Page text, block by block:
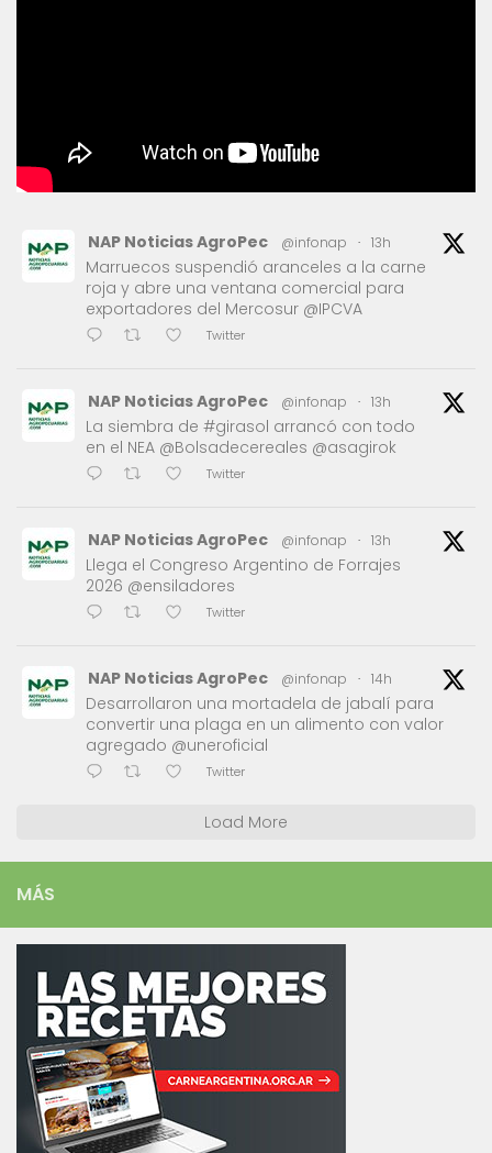
NAP Noticias AgroPec @infonap · 13h
Marruecos suspendió aranceles a la carne
roja y abre una ventana comercial para
exportadores del Mercosur @IPCVA
Twitter
NAP Noticias AgroPec @infonap · 13h
La siembra de #girasol arrancó con todo
en el NEA @Bolsadecereales @asagirok
Twitter
NAP Noticias AgroPec @infonap · 13h
Llega el Congreso Argentino de Forrajes
2026 @ensiladores
Twitter
NAP Noticias AgroPec @infonap · 14h
Desarrollaron una mortadela de jabalí para
convertir una plaga en un alimento con valor
agregado @uneroficial
Twitter
Load More
MÁS